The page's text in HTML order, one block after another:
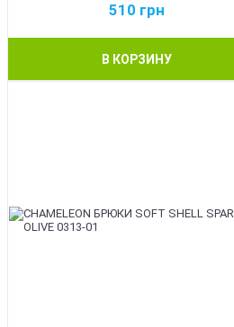
510 грн
В КОРЗИНУ